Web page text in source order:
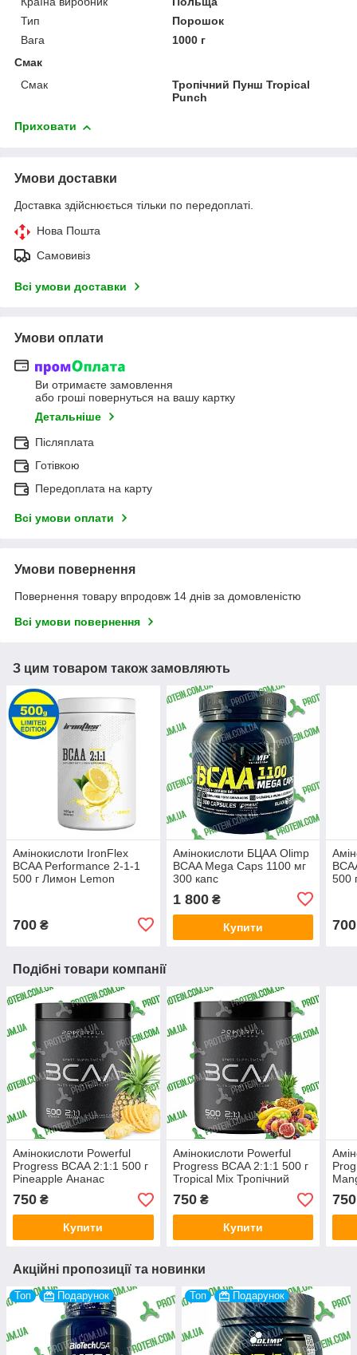
Тип
Порошок
Вага
1000 г
Смак
Смак
Тропічний Пунш Tropical
Punch
Приховати
Умови доставки
Доставка здійснюється тільки по передоплаті.
Нова Пошта
Самовивіз
Всі умови доставки
Умови оплати
Ви отримаєте замовлення
або гроші повернуться на вашу картку
Детальніше
Післяплата
Готівкою
Передоплата на карту
Всі умови оплати
Умови повернення
Повернення товару впродовж 14 днів за домовленістю
Всі умови повернення
З цим товаром також замовляють
Амінокислоти IronFlex
BCAA Performance 2-1-1
500 г Лимон Lemon
700 ₴
Амінокислоти БЦАА Olimp
BCAA Mega Caps 1100 мг
300 капс
1 800₴
Купити
500
700
Подібні товари компанії
Амінокислоти Powerful
Progress BCAA 2:1:1 500 г
Pineapple Ананас
750 ₴
Купити
Амінокислоти Powerful
Progress BCAA 2:1:1 500 г
Tropical Mix Тропічний
750₴
Купити
750
Акційні пропозиції та новинки
Топ Подарунок Топ Подарунок